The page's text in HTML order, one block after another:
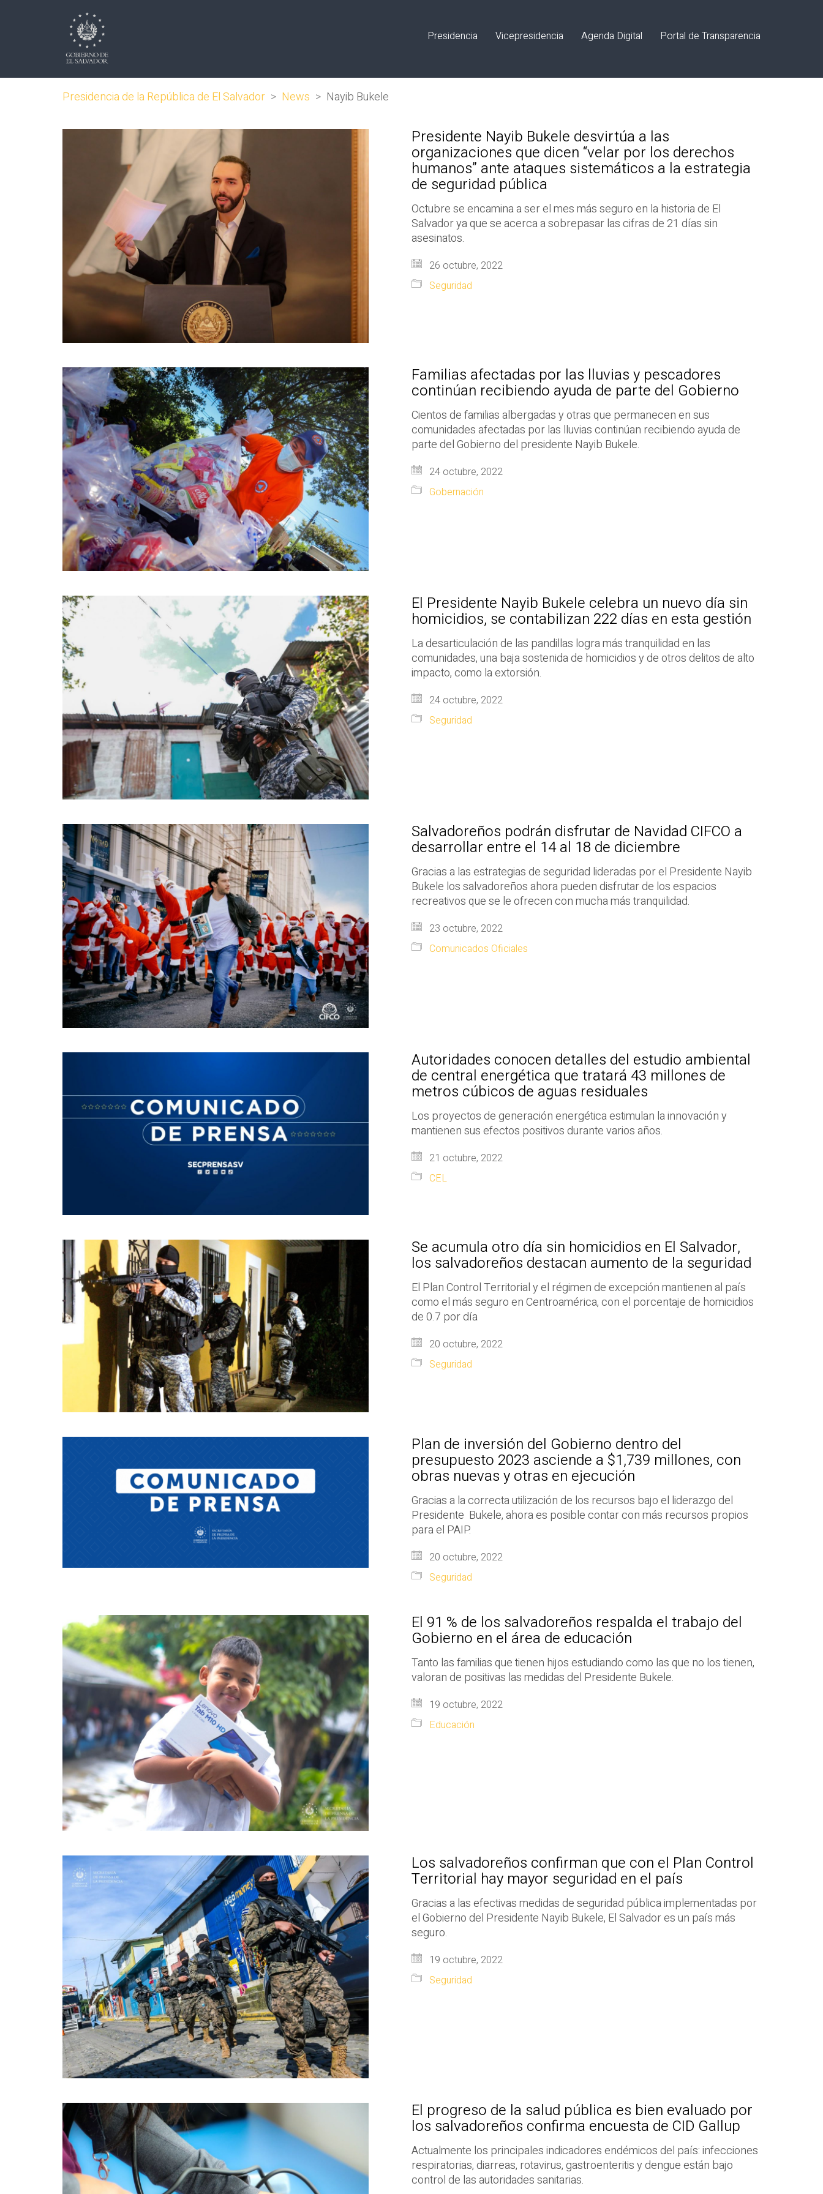
Presidencia Vicepresidencia Agenda Digital Portal de Transparencia
Presidencia de la República de El Salvador > News > Nayib Bukele
Presidente Nayib Bukele desvirtúa a las
organizaciones que dicen “velar por los derechos
humanos” ante ataques sistemáticos a la estrategia
de seguridad pública
Octubre se encamina a ser el mes más seguro en la historia de El
Salvador ya que se acerca a sobrepasar las cifras de 21 días sin
asesinatos.
26 octubre, 2022
Seguridad
Familias afectadas por las lluvias y pescadores
continúan recibiendo ayuda de parte del Gobierno
Cientos de familias albergadas y otras que permanecen en sus
comunidades afectadas por las lluvias continúan recibiendo ayuda de
parte del Gobierno del presidente Nayib Bukele.
24 octubre, 2022
Gobernación
El Presidente Nayib Bukele celebra un nuevo día sin
homicidios, se contabilizan 222 días en esta gestión
La desarticulación de las pandillas logra más tranquilidad en las
comunidades, una baja sostenida de homicidios y de otros delitos de alto
impacto, como la extorsión.
24 octubre, 2022
Seguridad
Salvadoreños podrán disfrutar de Navidad CIFCO a
desarrollar entre el 14 al 18 de diciembre
Gracias a las estrategias de seguridad lideradas por el Presidente Nayib
Bukele los salvadoreños ahora pueden disfrutar de los espacios
recreativos que se le ofrecen con mucha más tranquilidad.
23 octubre, 2022
Comunicados Oficiales
Autoridades conocen detalles del estudio ambiental
de central energética que tratará 43 millones de
metros cúbicos de aguas residuales
Los proyectos de generación energética estimulan la innovación y
mantienen sus efectos positivos durante varios años.
21 octubre, 2022
CEL
Se acumula otro día sin homicidios en El Salvador,
los salvadoreños destacan aumento de la seguridad
El Plan Control Territorial y el régimen de excepción mantienen al país
como el más seguro en Centroamérica, con el porcentaje de homicidios
de 0.7 por día
20 octubre, 2022
Seguridad
Plan de inversión del Gobierno dentro del
presupuesto 2023 asciende a $1,739 millones, con
obras nuevas y otras en ejecución
Gracias a la correcta utilización de los recursos bajo el liderazgo del
Presidente Bukele, ahora es posible contar con más recursos propios
para el PAIP.
20 octubre, 2022
Seguridad
El 91 % de los salvadoreños respalda el trabajo del
Gobierno en el área de educación
Tanto las familias que tienen hijos estudiando como las que no los tienen,
valoran de positivas las medidas del Presidente Bukele.
19 octubre, 2022
Educación
Los salvadoreños confirman que con el Plan Control
Territorial hay mayor seguridad en el país
Gracias a las efectivas medidas de seguridad pública implementadas por
el Gobierno del Presidente Nayib Bukele, El Salvador es un país más
seguro.
19 octubre, 2022
Seguridad
El progreso de la salud pública es bien evaluado por
los salvadoreños confirma encuesta de CID Gallup
Actualmente los principales indicadores endémicos del país: infecciones
respiratorias, diarreas, rotavirus, gastroenteritis y dengue están bajo
control de las autoridades sanitarias.